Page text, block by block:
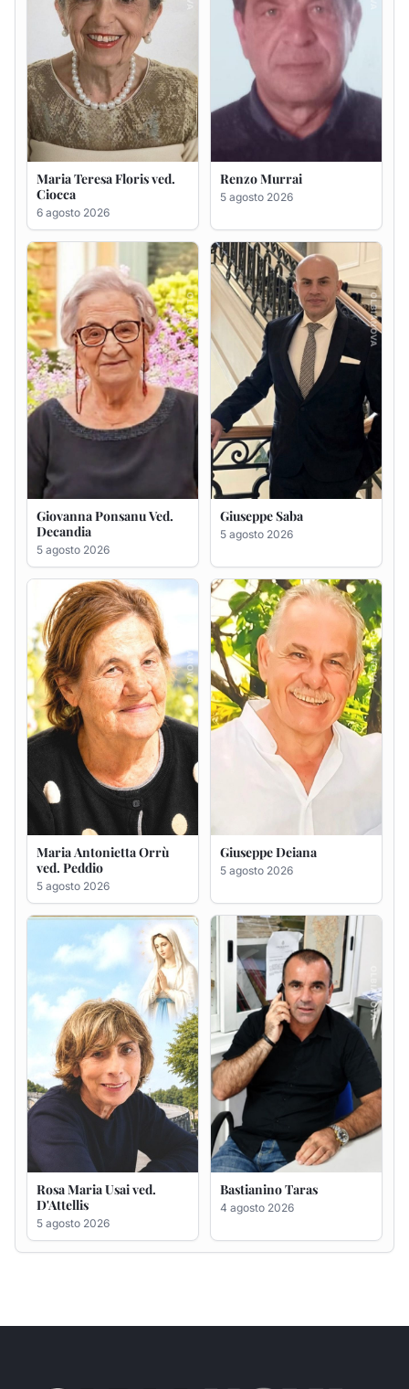
Giovanna Ponsanu Ved.
Decandia
5 agosto 2026
Giuseppe Saba
5 agosto 2026
Maria Antonietta Orrù
ved. Peddio
5 agosto 2026
Giuseppe Deiana
5 agosto 2026
Rosa Maria Usai ved.
D'Attellis
5 agosto 2026
Bastianino Taras
4 agosto 2026